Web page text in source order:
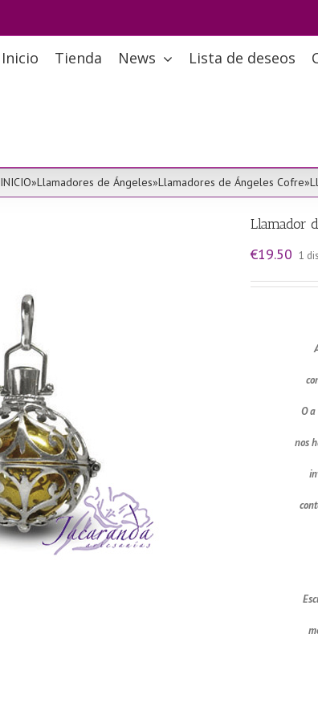
Inicio Tienda News Lista de deseos
INICIO»Llamadores de Ángeles»Llamadores de Ángeles Cofre»
Llamador
€19.50 1
O
nos